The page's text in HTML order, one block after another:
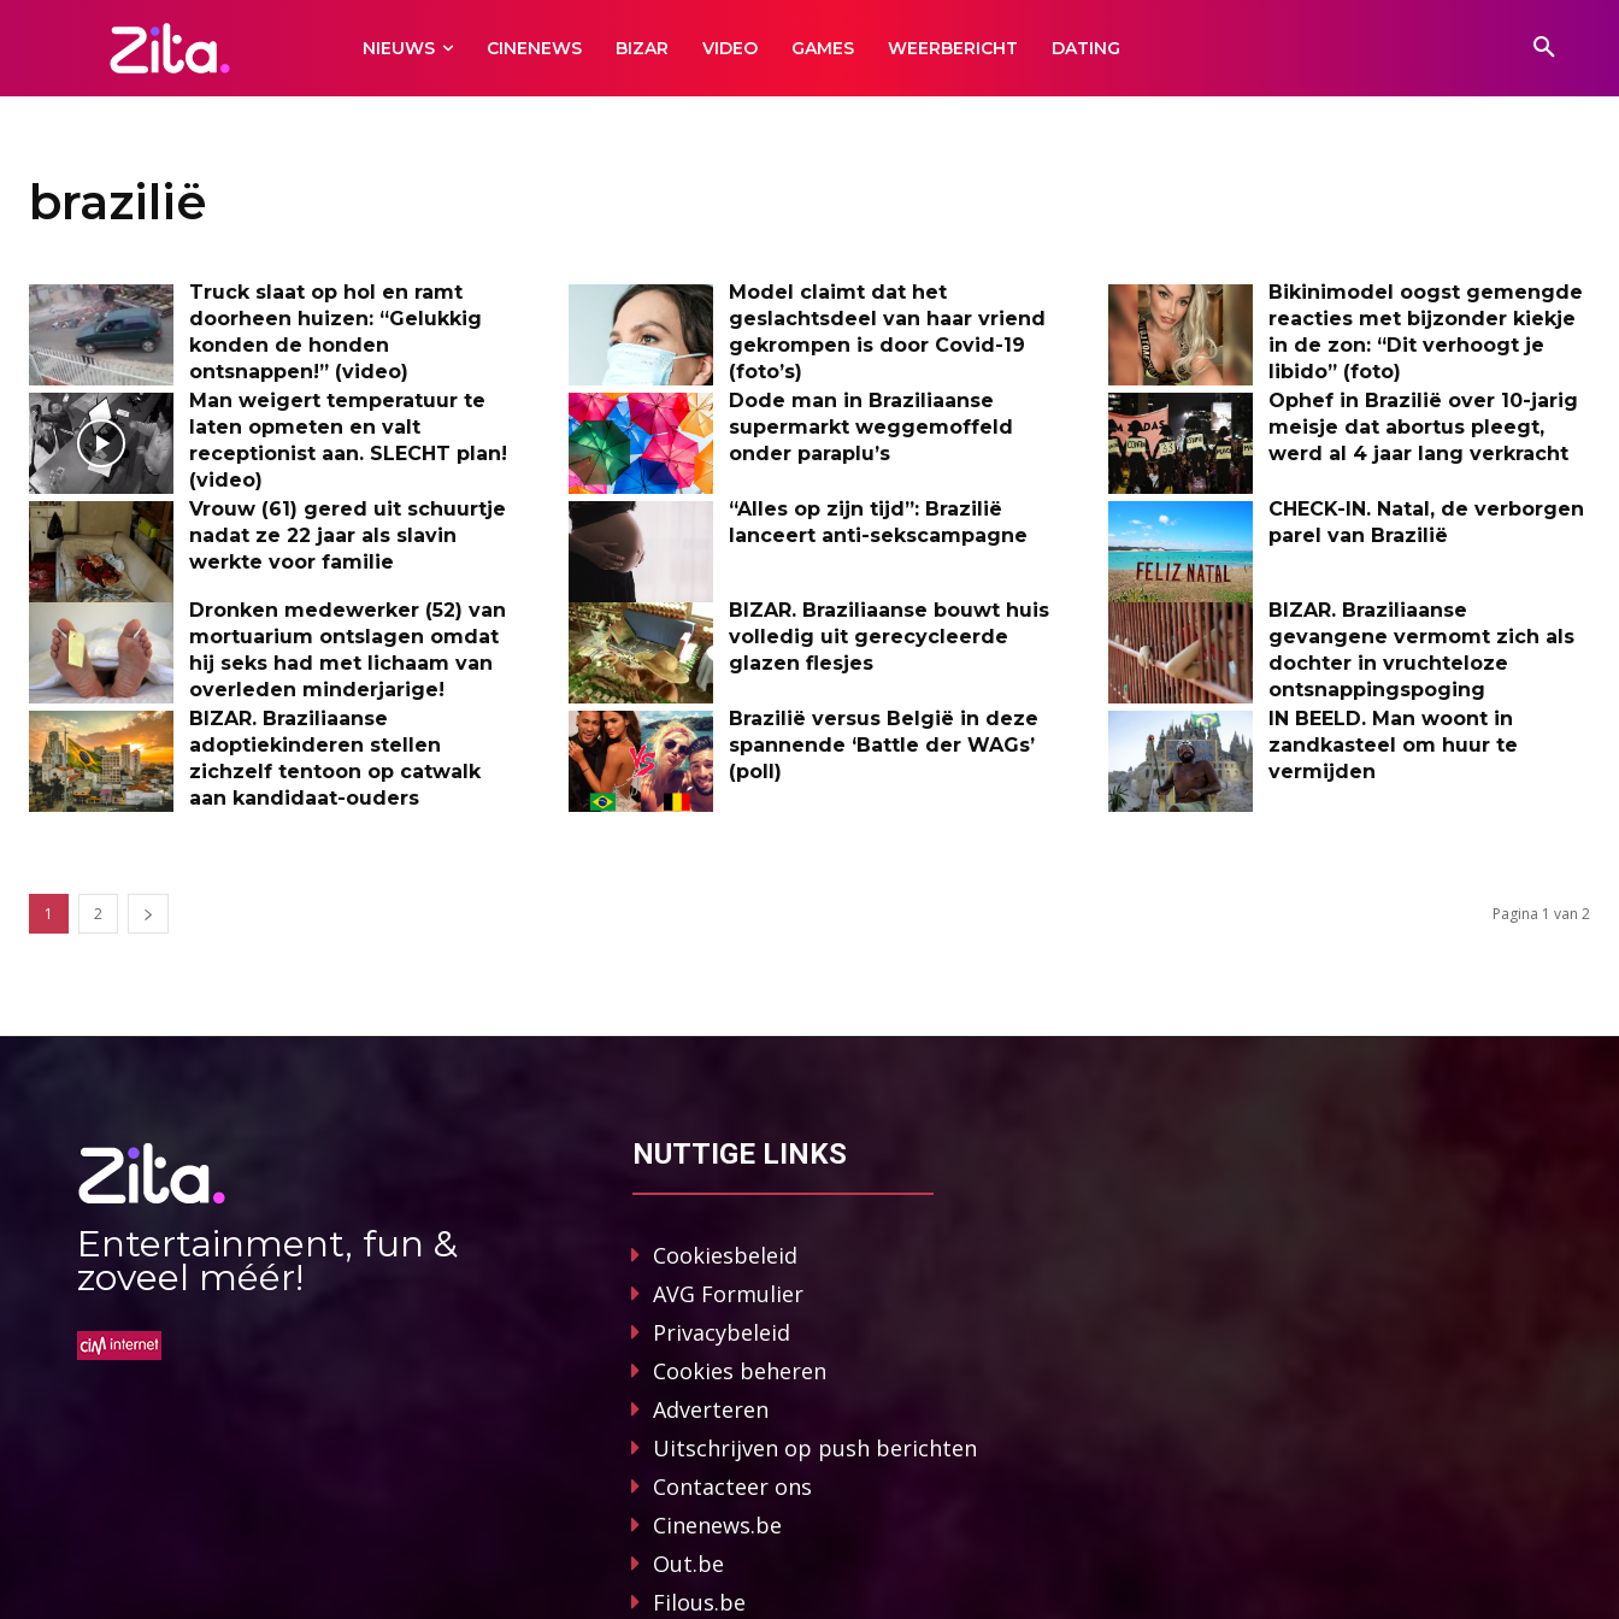
NIEUWS CINENEWS BIZAR VIDEO GAMES WEERBERICHT DATING
brazilië
Truck slaat op hol en ramt
doorheen huizen: “Gelukkig
konden de honden
ontsnappen!” (video)
Model claimt dat het
geslachtsdeel van haar vriend
gekrompen is door Covid-19
(foto’s)
Bikinimodel oogst gemengde
reacties met bijzonder kiekje
in de zon: “Dit verhoogt je
libido” (foto)
Man weigert temperatuur te
laten opmeten en valt
receptionist aan. SLECHT plan!
(video)
Dode man in Braziliaanse
supermarkt weggemoffeld
onder paraplu’s
Ophef in Brazilië over 10-jarig
meisje dat abortus pleegt,
werd al 4 jaar lang verkracht
Vrouw (61) gered uit schuurtje
nadat ze 22 jaar als slavin
werkte voor familie
“Alles op zijn tijd”: Brazilië
lanceert anti-sekscampagne
CHECK-IN. Natal, de verborgen
parel van Brazilië
Dronken medewerker (52) van
mortuarium ontslagen omdat
hij seks had met lichaam van
overleden minderjarige!
BIZAR. Braziliaanse bouwt huis
volledig uit gerecycleerde
glazen flesjes
BIZAR. Braziliaanse
gevangene vermomt zich als
dochter in vruchteloze
ontsnappingspoging
BIZAR. Braziliaanse
adoptiekinderen stellen
zichzelf tentoon op catwalk
aan kandidaat-ouders
Brazilië versus België in deze
spannende ‘Battle der WAGs’
(poll)
IN BEELD. Man woont in
zandkasteel om huur te
vermijden
1 2 Pagina 1 van 2
Entertainment, fun &
zoveel méér!
NUTTIGE LINKS
Cookiesbeleid
AVG Formulier
Privacybeleid
Cookies beheren
Adverteren
Uitschrijven op push berichten
Contacteer ons
Cinenews.be
Out.be
Filous.be